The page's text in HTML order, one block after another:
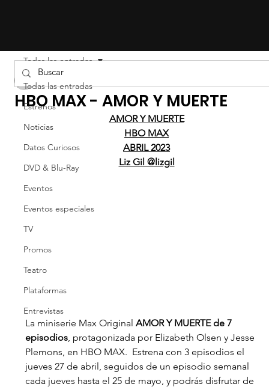
Todas las entradas
Estrenos
Noticias
Datos Curiosos
DVD & Blu-Ray
Eventos
Eventos especiales
TV
Promos
Teatro
Plataformas
Entrevistas
Todas las entradas
HBO MAX - AMOR Y MUERTE
AMOR Y MUERTE
HBO MAX
ABRIL 2023
Liz Gil @lizgil
La miniserie Max Original AMOR Y MUERTE de 7
episodios, protagonizada por Elizabeth Olsen y Jesse
Plemons, en HBO MAX.  Estrena con 3 episodios el
jueves 27 de abril, seguidos de un episodio semanal
cada jueves hasta el 25 de mayo, y podrás disfrutar de